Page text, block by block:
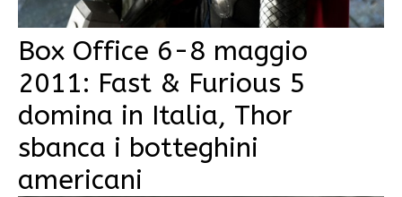
Box Office 6-8 maggio
2011: Fast & Furious 5
domina in Italia, Thor
sbanca i botteghini
americani